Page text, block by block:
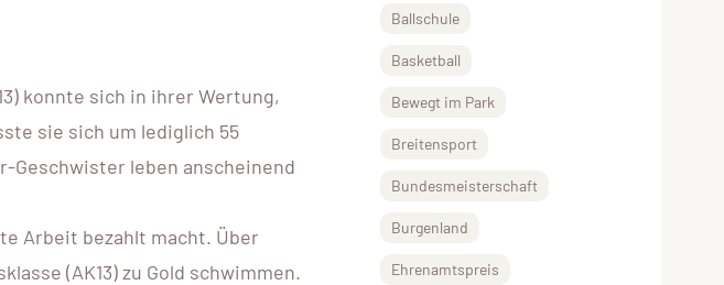
konnte sich in ihrer Wertung,
sie sich um lediglich 55
Geschwister leben anscheinend
Arbeit bezahlt macht. Über
(AK13) zu Gold schwimmen.
Ballschule
Basketball
Bewegt im Park
Breitensport
Bundesmeisterschaft
Burgenland
Ehrenamtspreis